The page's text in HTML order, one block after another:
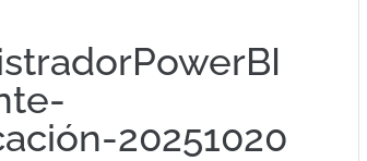
20251020